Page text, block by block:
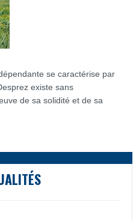
se caractérise par
existe sans
de sa solidité et de sa